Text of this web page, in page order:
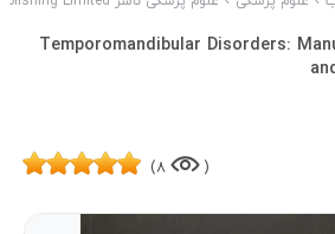
Temporomandibular Disorders:
(
8)